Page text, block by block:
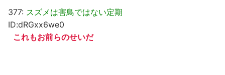
377: スズメは害鳥ではない定期
ID:dRGxx6we0
これもお前らのせいだ